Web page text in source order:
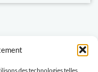
des technologies telles